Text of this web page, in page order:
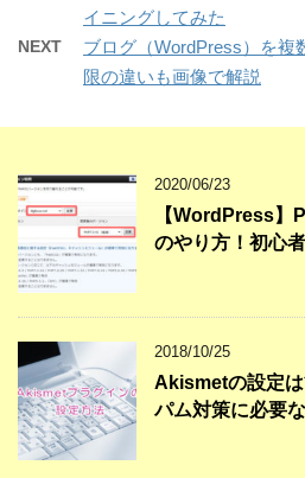
イニングしてみた
NEXT
ブログ（WordPress）を複
限の違いも画像で解説
2020/06/23
【WordPress】
のやり方！初心
2018/10/25
Akismetの設定
パム対策に必要